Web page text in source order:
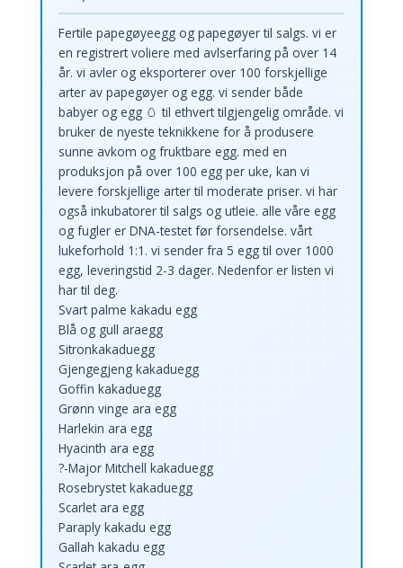
Fertile papegøyeegg og papegøyer til salgs. vi er
en registrert voliere med avlserfaring på over 14
år. vi avler og eksporterer over 100 forskjellige
arter av papegøyer og egg. vi sender både
babyer og egg 🥚 til ethvert tilgjengelig område. vi
bruker de nyeste teknikkene for å produsere
sunne avkom og fruktbare egg. med en
produksjon på over 100 egg per uke, kan vi
levere forskjellige arter til moderate priser. vi har
også inkubatorer til salgs og utleie. alle våre egg
og fugler er DNA-testet før forsendelse. vårt
lukeforhold 1:1. vi sender fra 5 egg til over 1000
egg, leveringstid 2-3 dager. Nedenfor er listen vi
har til deg.
Svart palme kakadu egg
Blå og gull araegg
Sitronkakaduegg
Gjengegjeng kakaduegg
Goffin kakaduegg
Grønn vinge ara egg
Harlekin ara egg
Hyacinth ara egg
?-Major Mitchell kakaduegg
Rosebrystet kakaduegg
Scarlet ara egg
Paraply kakadu egg
Gallah kakadu egg